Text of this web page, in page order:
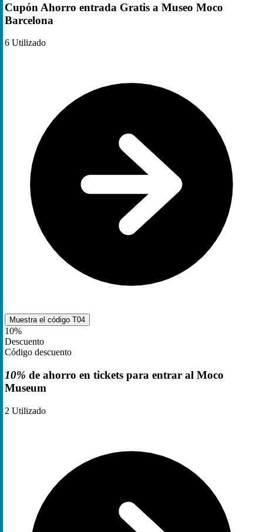
Cupón Ahorro entrada Gratis a Museo Moco
Barcelona
6 Utilizado
Muestra el código T04
10%
Descuento
Código descuento
10% de ahorro en tickets para entrar al Moco
Museum
2 Utilizado